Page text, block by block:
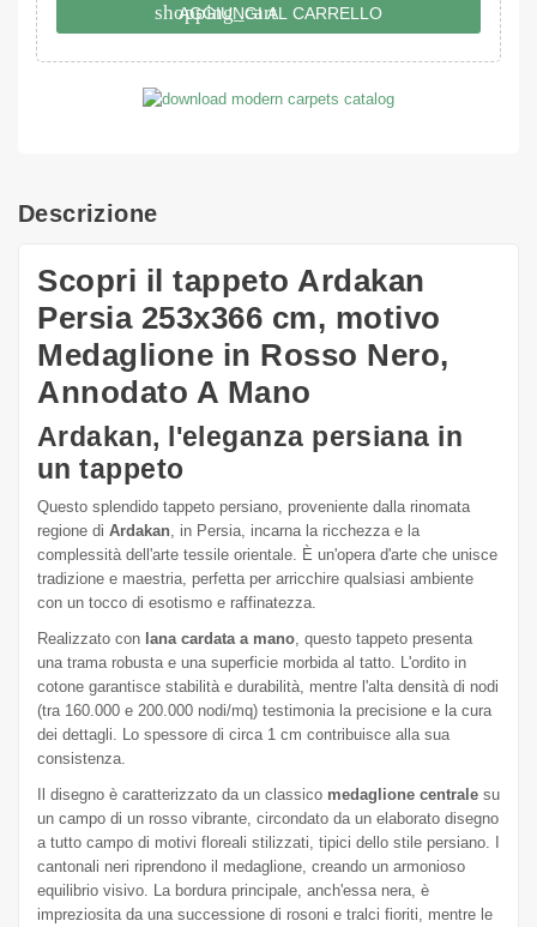
shopping_cart
AGGIUNGI AL CARRELLO
Descrizione
Scopri il tappeto Ardakan
Persia 253x366 cm, motivo
Medaglione in Rosso Nero,
Annodato A Mano
Ardakan, l'eleganza persiana in
un tappeto
Questo splendido tappeto persiano, proveniente dalla rinomata
regione di Ardakan , in Persia, incarna la ricchezza e la
complessità dell'arte tessile orientale. È un'opera d'arte che unisce
tradizione e maestria, perfetta per arricchire qualsiasi ambiente
con un tocco di esotismo e raffinatezza.
Realizzato con lana cardata a mano , questo tappeto presenta
una trama robusta e una superficie morbida al tatto. L'ordito in
cotone garantisce stabilità e durabilità, mentre l'alta densità di nodi
(tra 160.000 e 200.000 nodi/mq) testimonia la precisione e la cura
dei dettagli. Lo spessore di circa 1 cm contribuisce alla sua
consistenza.
Il disegno è caratterizzato da un classico medaglione centrale su
un campo di un rosso vibrante, circondato da un elaborato disegno
a tutto campo di motivi floreali stilizzati, tipici dello stile persiano. I
cantonali neri riprendono il medaglione, creando un armonioso
equilibrio visivo. La bordura principale, anch'essa nera, è
impreziosita da una successione di rosoni e tralci fioriti, mentre le